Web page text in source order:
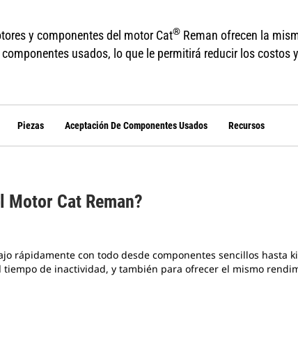
y componentes del motor Cat® Reman ofrecen la
usados, lo que le permitirá reducir los costos
Piezas Aceptación De Componentes Usados Recursos
Motor Cat Reman?
rápidamente con todo desde componentes sencillos hasta
de inactividad, y también para ofrecer el mismo